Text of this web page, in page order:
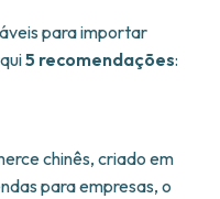
para importar
5 recomendações:
chinês, criado em
para empresas, o